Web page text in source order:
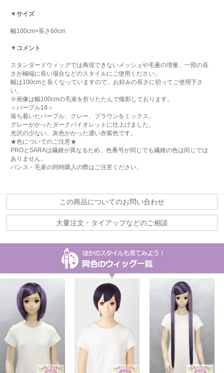
▼サイズ
幅100cm×長さ60cm
▼コメント
スタンダードウィッグでは再現できないメッシュや毛量の増量、一部の長
さが極端に長い場合などのスタイルにご使用ください。
幅は100cmと長くなっていますので、お好みの長さに切ってご使用下さ
い。
※画像は幅100cmの毛束を折りたたんで撮影しております。
＜パープル14＞
落ち着いたパープル、グレー、ブラウンをミックス。
グレーがかったダークバイオレットに仕上げました。
光沢の少ない、灰色がかった濃い赤紫色です。
★色についてのご注意★
PROとSARAは繊維が異なるため、色番号が同じでも繊維の色は同じでは
ありません。
バンス・毛束の同時購入の際はご注意ください。
この商品についてのお問い合わせ
大量注文・タイアップなどのご相談